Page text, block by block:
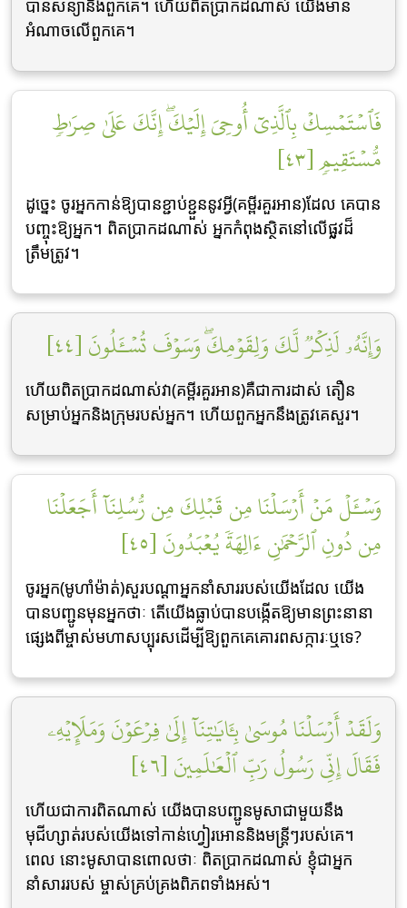
បានសន្យានឹងពួកគេ។ ហើយពិតប្រាកដណាស់ យើងមាន
អំណាចលើពួកគេ។
فَٱسۡتَمۡسِكۡ بِٱلَّذِيٓ أُوحِيَ إِلَيۡكَۖ إِنَّكَ عَلَىٰ صِرَٰطٖ
مُّسۡتَقِيمٖ [٤٣]
ដូចេ្នះ ចូរអ្នកកាន់ឱ្យបានខ្ជាប់ខ្ជួននូវអ្វី(គម្ពីរគួរអាន)ដែល គេបាន
បញ្ចុះឱ្យអ្នក។ ពិតប្រាកដណាស់ អ្នកកំពុងស្ថិតនៅលើផូ្លវដ៏
ត្រឹមត្រូវ។
وَإِنَّهُۥ لَذِكۡرٞ لَّكَ وَلِقَوۡمِكَۖ وَسَوۡفَ تُسۡـَٔلُونَ [٤٤]
ហើយពិតប្រាកដណាស់វា(គម្ពីរគួរអាន)គឺជាការដាស់ តឿន
សម្រាប់អ្នកនិងក្រុមរបស់អ្នក។ ហើយពួកអ្នកនឹងត្រូវគេសួរ។
وَسۡـَٔلۡ مَنۡ أَرۡسَلۡنَا مِن قَبۡلِكَ مِن رُّسُلِنَآ أَجَعَلۡنَا
مِن دُونِ ٱلرَّحۡمَٰنِ ءَالِهَةٗ يُعۡبَدُونَ [٤٥]
ចូរអ្នក(មូហាំម៉ាត់)សួរបណ្ដាអ្នកនាំសាររបស់យើងដែល យើង
បានបញ្ជូនមុនអ្នកថាៈ តើយើងធ្លាប់បានបង្កើតឱ្យមានព្រះនានា
ផេ្សងពីម្ចាស់មហាសប្បុរសដើម្បីឱ្យពួកគេគោរពសក្ការៈឬទេ?
وَلَقَدۡ أَرۡسَلۡنَا مُوسَىٰ بِـَٔايَٰتِنَآ إِلَىٰ فِرۡعَوۡنَ وَمَلَإِيْهِۦ
فَقَالَ إِنِّي رَسُولُ رَبِّ ٱلۡعَٰلَمِينَ [٤٦]
ហើយជាការពិតណាស់ យើងបានបញ្ជូនមូសាជាមួយនឹង
មុជីហ្សាត់របស់យើងទៅកាន់ហ្វៀរអោននិងមន្ដ្រីៗរបស់គេ។
ពេល នោះមូសាបានពោលថាៈ ពិតប្រាកដណាស់ ខ្ញុំជាអ្នក
នាំសាររបស់ ម្ចាស់គ្រប់គ្រងពិភពទាំងអស់។